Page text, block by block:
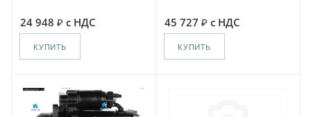
24 948 с НДС
КУПИТЬ
45 727 с НДС
КУПИТЬ